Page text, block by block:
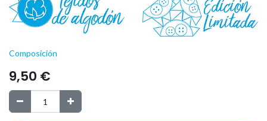
Composición
9,50 €